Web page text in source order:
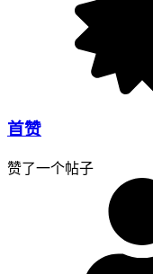
首赞
赞了一个帖子